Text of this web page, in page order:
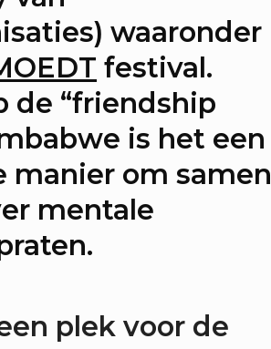
Veiling
op de
Emmaus
waaronder
festival.
de “friendship
is het een
manier om samen
mentale
plek voor de